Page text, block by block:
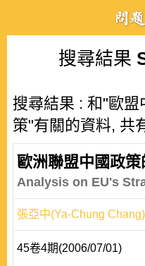
搜尋結果
搜尋結果 : 和"歐盟
策"有關的資料, 共
歐洲聯盟中國政
Analysis on EU's
張亞中(Ya-Chung Chang)
45卷4期(2006/07/01)